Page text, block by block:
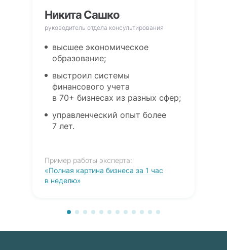
Никита Сашко
руководитель отдела консультирования
высшее экономическое
образование;
выстроил системы
финансового учета
в 70+ бизнесах из разных сфер;
управленческий опыт более
7 лет.
Пример работы эксперта:
«Полная картина бизнеса за 1 час
в неделю»